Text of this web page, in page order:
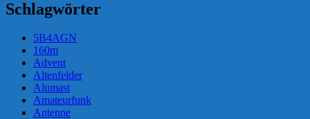
Schlagwörter
5B4AGN
160m
Advent
Altenfelder
Alumast
Amateurfunk
Antenne